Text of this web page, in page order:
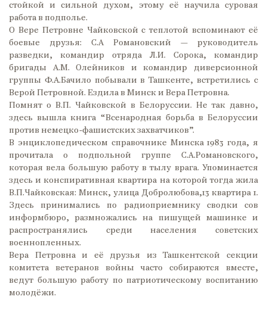
стойкой и сильной духом, этому её научила суровая
работа в подполье.
О Вере Петровне Чайковской с теплотой вспоминают её
боевые друзья: С.А Романовский — руководитель
разведки, командир отряда Л.И. Сорока, командир
бригады А.М. Олейников и командир диверсионной
группы Ф.А.Бачило побывали в Ташкенте, встретились с
Верой Петровной. Ездила в Минск и Вера Петровна.
Помнят о В.П. Чайковской в Белоруссии. Не так давно,
здесь вышла книга “Всенародная борьба в Белоруссии
против немецко-фашистских захватчиков”.
В энциклопедическом справочнике Минска 1983 года, я
прочитала о подпольной группе С.А.Романовского,
которая вела большую работу в тылу врага. Упоминается
здесь и конспиративная квартира на которой тогда жила
В.П.Чайковская: Минск, улица Добролюбова,13 квартира 1.
Здесь принимались по радиоприемнику сводки сов
информбюро, размножались на пишущей машинке и
распространялись среди населения советских
военнопленных.
Вера Петровна и её друзья из Ташкентской секции
комитета ветеранов войны часто собираются вместе,
ведут большую работу по патриотическому воспитанию
молодёжи.